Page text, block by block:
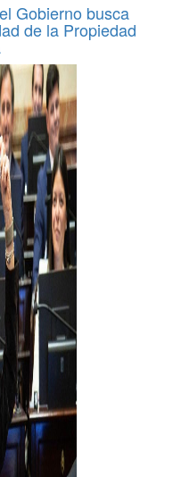
Gobierno busca
de la Propiedad